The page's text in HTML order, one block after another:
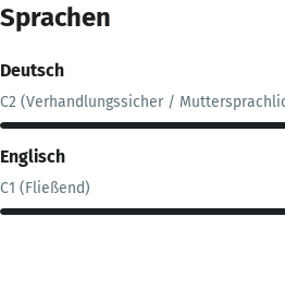
Sprachen
Deutsch
C2 (Verhandlungssicher /
Englisch
C1 (Fließend)